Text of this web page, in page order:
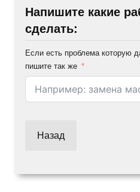
Напишите какие
сделать:
Если есть проблема которую
пишите так же
Назад